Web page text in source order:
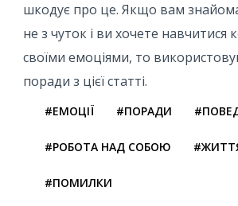
шкодує про це. Якщо вам знайома
не з чуток і ви хочете навчитися
своїми емоціями, то
поради з цієї статті.
#ЕМОЦІЇ #ПОРАДИ
#РОБОТА НАД СОБОЮ
#ПОМИЛКИ